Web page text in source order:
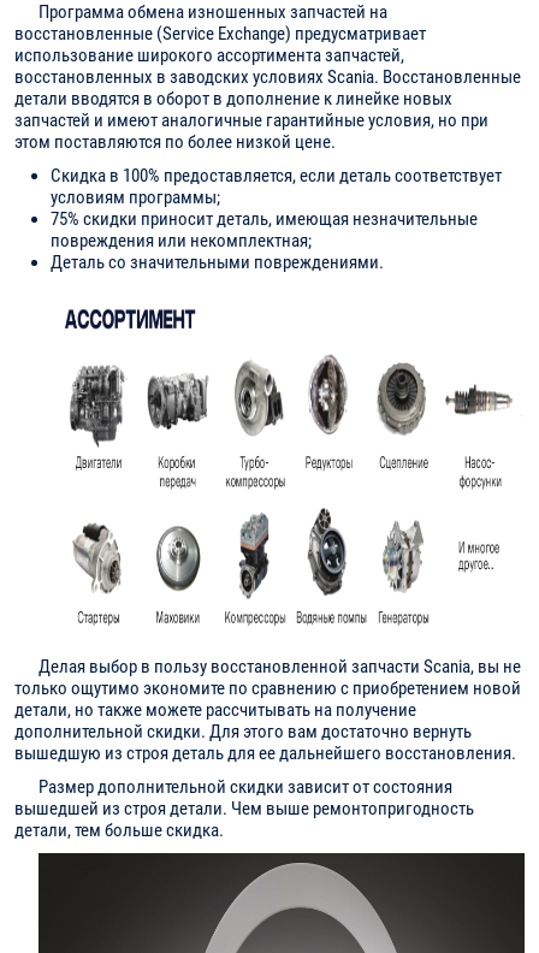
Программа обмена изношенных запчастей на
восстановленные (Service Exchange) предусматривает
использование широкого ассортимента запчастей,
восстановленных в заводских условиях Scania. Восстановленные
детали вводятся в оборот в дополнение к линейке новых
запчастей и имеют аналогичные гарантийные условия, но при
этом поставляются по более низкой цене.
Скидка в 100% предоставляется, если деталь соответствует
условиям программы;
75% скидки приносит деталь, имеющая незначительные
повреждения или некомплектная;
Деталь со значительными повреждениями.
Делая выбор в пользу восстановленной запчасти Scania, вы не
только ощутимо экономите по сравнению с приобретением новой
детали, но также можете рассчитывать на получение
дополнительной скидки. Для этого вам достаточно вернуть
вышедшую из строя деталь для ее дальнейшего восстановления.
Размер дополнительной скидки зависит от состояния
вышедшей из строя детали. Чем выше ремонтопригодность
детали, тем больше скидка.